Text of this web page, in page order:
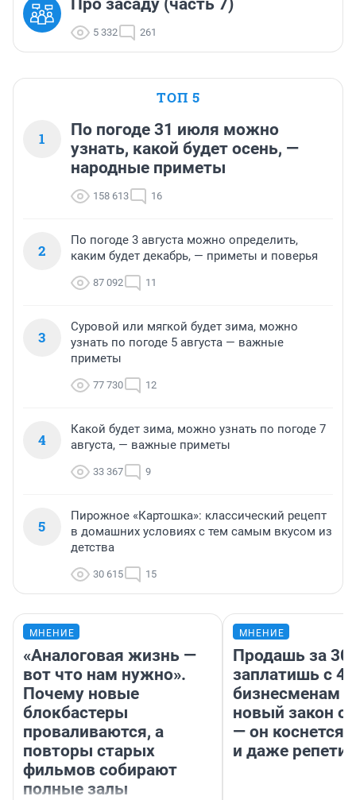
Про засаду (часть 7)
5 332 261
ТОП 5
1
По погоде 31 июля можно
узнать, какой будет осень, —
народные приметы
158 613 16
2
По погоде 3 августа можно определить,
каким будет декабрь, — приметы и поверья
87 092 11
3
Суровой или мягкой будет зима, можно
узнать по погоде 5 августа — важные
приметы
77 730 12
4
Какой будет зима, можно узнать по погоде 7
августа, — важные приметы
33 367 9
5
Пирожное «Картошка»: классический рецепт
в домашних условиях с тем самым вкусом из
детства
30 615 15
МНЕНИЕ
«Аналоговая жизнь —
вот что нам нужно».
Почему новые
блокбастеры
проваливаются, а
повторы старых
фильмов собирают
полные залы
МНЕНИЕ
Продашь за
заплатишь с
бизнесменам
новый закон о
— он коснется
и даже